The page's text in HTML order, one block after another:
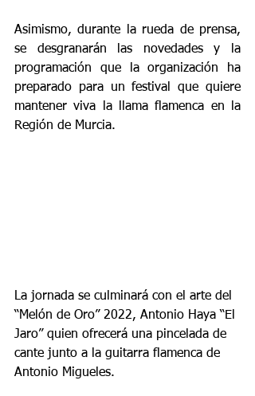
Asimismo, durante la rueda de prensa,
se desgranarán las novedades y la
programación que la organización ha
preparado para un festival que quiere
mantener viva la llama flamenca en la
Región de Murcia.
La jornada se culminará con el arte del
“Melón de Oro” 2022, Antonio Haya “El
Jaro” quien ofrecerá una pincelada de
cante junto a la guitarra flamenca de
Antonio Migueles.